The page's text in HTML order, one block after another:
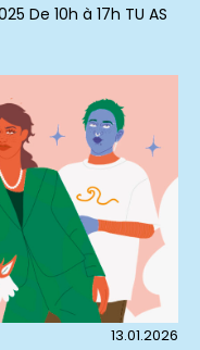
De 10h à 17h TU AS
13.01.2026